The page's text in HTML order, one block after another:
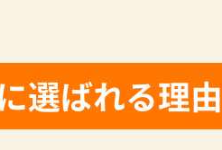
選ばれる理由